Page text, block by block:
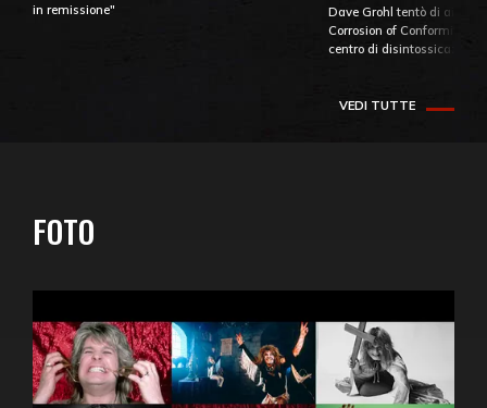
in remissione"
Dave Grohl tentò di
Corrosion of Conformity
centro di
VEDI TUTTE
FOTO